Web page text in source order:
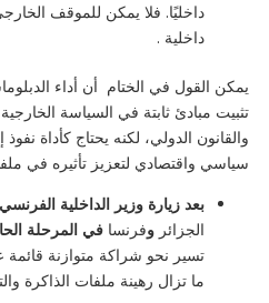
داخليًا. فلا يمكن للموقف
داخلية .
يمكن القول في الختام أن أداء
تثبيت مبادئ ثابتة في السياسة الخارجية
والقانون الدولي، لكنه يحتاج كأداة
سياسي واقتصادي لتعزيز تأثيره في
بعد زيارة وزير الداخلية
الجزائر وفرنسا في المرحلة
تسير نحو شراكة متوازنة قائمة
ما تزال رهينة ملفات الذاكرة